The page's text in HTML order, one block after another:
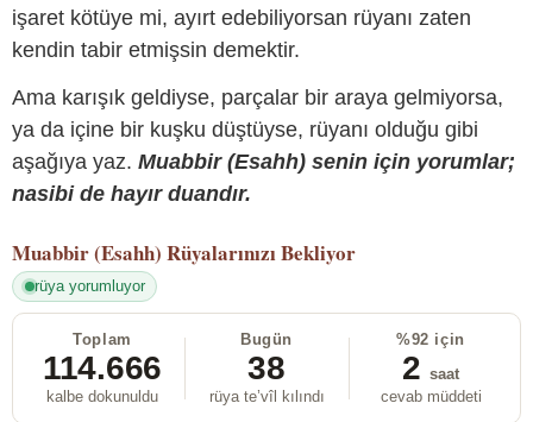
işaret kötüye mi, ayırt edebiliyorsan rüyanı zaten
kendin tabir etmişsin demektir.
Ama karışık geldiyse, parçalar bir araya gelmiyorsa,
ya da içine bir kuşku düştüyse, rüyanı olduğu gibi
aşağıya yaz. Muabbir (Esahh) senin için yorumlar;
nasibi de hayır duandır.
Muabbir (Esahh) Rüyalarınızı Bekliyor
rüya yorumluyor
Toplam
114.666
kalbe dokunuldu
Bugün
38
rüya te’vîl kılındı
%92 için
2 saat
cevab müddeti